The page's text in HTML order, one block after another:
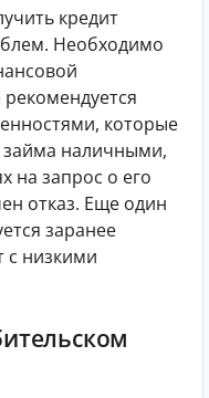
кредит
Необходимо
которые
наличными,
на запрос о его
отказ. Еще один
заранее
с низкими